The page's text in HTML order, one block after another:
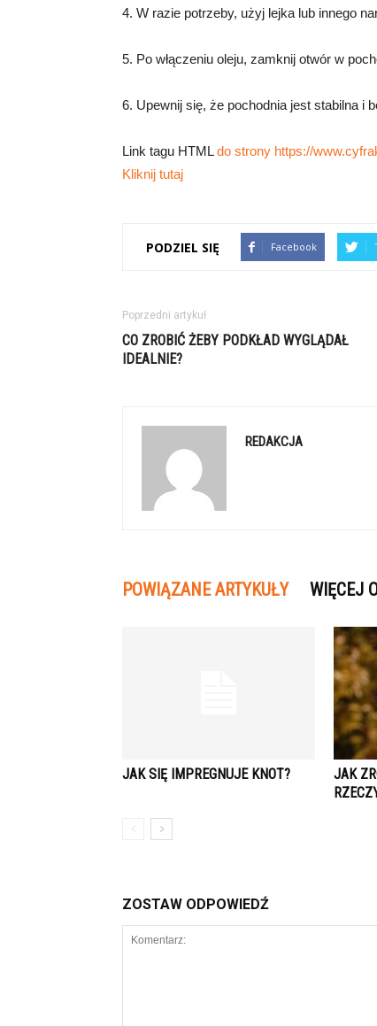
4. W razie potrzeby, użyj lejka lub innego
5. Po włączeniu oleju, zamknij otwór w
6. Upewnij się, że pochodnia jest stabilna i
Link tagu HTMLdo strony https://
Kliknij tutaj
PODZIEL SIĘ Facebook
Poprzedni artykuł
CO ZROBIĆ ŻEBY PODKŁAD WYGLĄDAŁ
IDEALNIE?
REDAKCJA
POWIĄZANE ARTYKUŁY WIĘCEJ
JAK SIĘ IMPREGNUJE KNOT?
JAK
ZOSTAW ODPOWIEDŹ